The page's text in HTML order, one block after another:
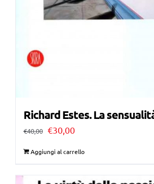
Richard Estes. La
€40,00 Il
€30,00Il
è:
Aggiungi al carrello